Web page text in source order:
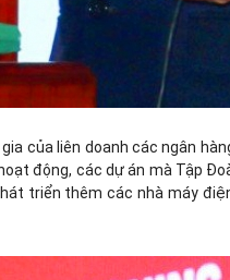
của liên doanh các ngân
động, các dự án mà Tập
triển thêm các nhà máy